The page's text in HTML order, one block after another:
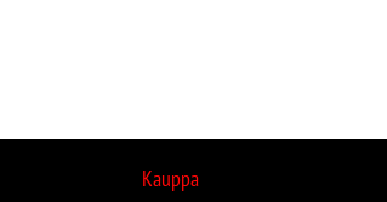
Kauppa